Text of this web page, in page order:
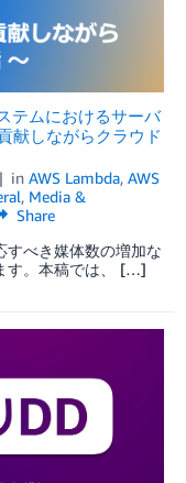
テムにおけるサーバ
献しながらクラウド
in AWS Lambda, AWS
, Media &
Share
すべき媒体数の増加な
す。本稿では、 […]